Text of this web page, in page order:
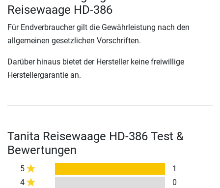
Reisewaage HD-386
Für Endverbraucher gilt die Gewährleistung nach den
allgemeinen gesetzlichen Vorschriften.
Darüber hinaus bietet der Hersteller keine freiwillige
Herstellergarantie an.
Tanita Reisewaage HD-386 Test &
Bewertungen
5
1
4
0